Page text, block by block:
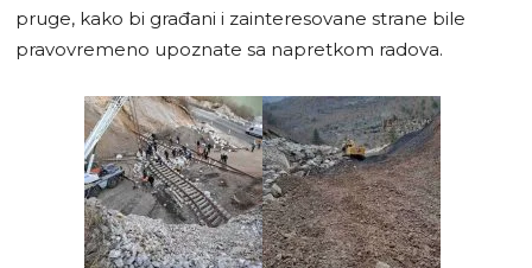
pruge, kako bi građani i zainteresovane strane bile
pravovremeno upoznate sa napretkom radova.